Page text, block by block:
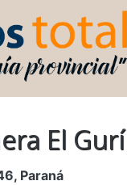
El Gurí
Paraná